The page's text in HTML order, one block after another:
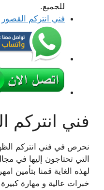
للجميع.
فني انتركم القصور
فني انتركم
نحرص في فني انتركم
التي تحتاجون إليها في
لهذه الغاية قمنا بتأمين
خبرات عالية و مهارة